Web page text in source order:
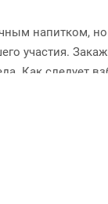
напитком,
участия.
Как следует